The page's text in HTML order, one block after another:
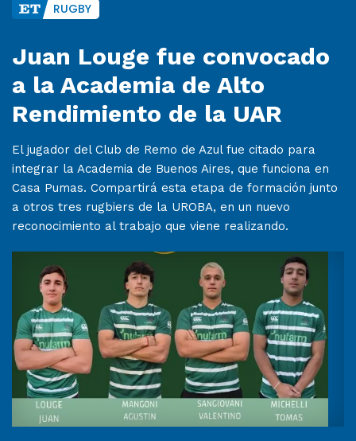
RUGBY
Juan Louge fue convocado
a la Academia de Alto
Rendimiento de la UAR
El jugador del Club de Remo de Azul fue citado para
integrar la Academia de Buenos Aires, que funciona en
Casa Pumas. Compartirá esta etapa de formación junto
a otros tres rugbiers de la UROBA, en un nuevo
reconocimiento al trabajo que viene realizando.